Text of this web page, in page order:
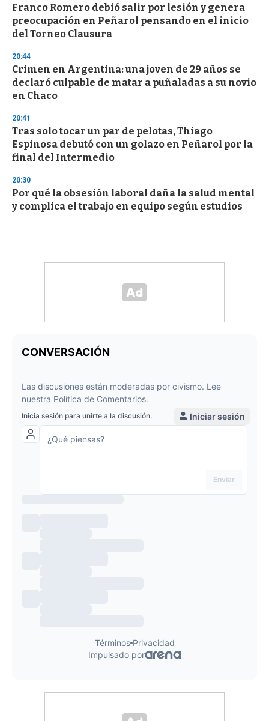
Franco Romero debió salir por lesión y genera
preocupación en Peñarol pensando en el inicio
del Torneo Clausura
20:44
Crimen en Argentina: una joven de 29 años se
declaró culpable de matar a puñaladas a su novio
en Chaco
20:41
Tras solo tocar un par de pelotas, Thiago
Espinosa debutó con un golazo en Peñarol por la
final del Intermedio
20:30
Por qué la obsesión laboral daña la salud mental
y complica el trabajo en equipo según estudios